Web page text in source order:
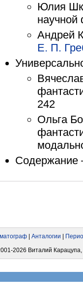
Юлия
научной
Андрей
Е. П.
242
Ольга
Содержание